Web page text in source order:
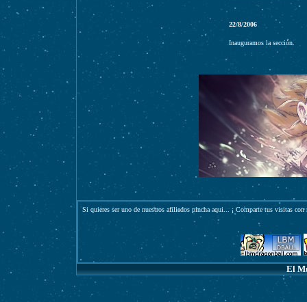
22/8/2006
Inauguramos la sección.
Si quieres ser uno de nuestros afiliados pincha aqui ... ¡ Comparte tus visitas con
El